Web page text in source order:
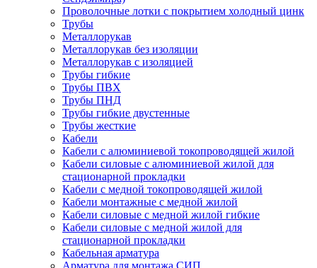
Проволочные лотки с покрытием холодный цинк
Трубы
Металлорукав
Металлорукав без изоляции
Металлорукав с изоляцией
Трубы гибкие
Трубы ПВХ
Трубы ПНД
Трубы гибкие двустенные
Трубы жесткие
Кабели
Кабели с алюминиевой токопроводящей жилой
Кабели силовые с алюминиевой жилой для
стационарной прокладки
Кабели с медной токопроводящей жилой
Кабели монтажные с медной жилой
Кабели силовые с медной жилой гибкие
Кабели силовые с медной жилой для
стационарной прокладки
Кабельная арматура
Арматура для монтажа СИП